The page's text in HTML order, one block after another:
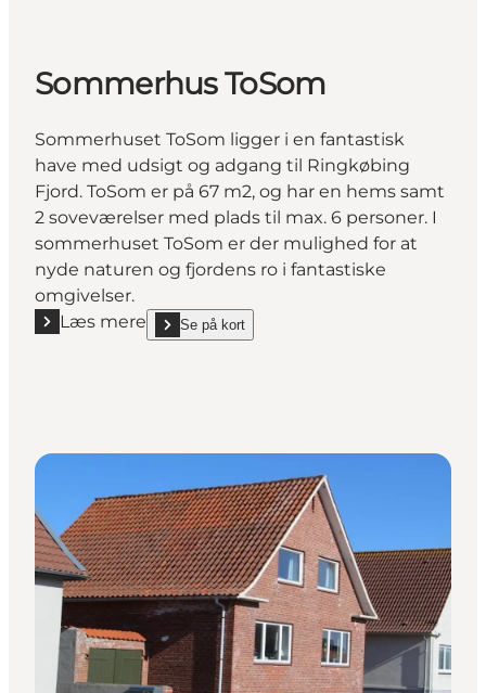
Sommerhus ToSom
Sommerhuset ToSom ligger i en fantastisk
have med udsigt og adgang til Ringkøbing
Fjord. ToSom er på 67 m2, og har en hems samt
2 soveværelser med plads til max. 6 personer. I
sommerhuset ToSom er der mulighed for at
nyde naturen og fjordens ro i fantastiske
omgivelser.
Læs mere
Læs mere "Sommerhus ToSom"
Se på kort
show Sommerhus ToSom on_map